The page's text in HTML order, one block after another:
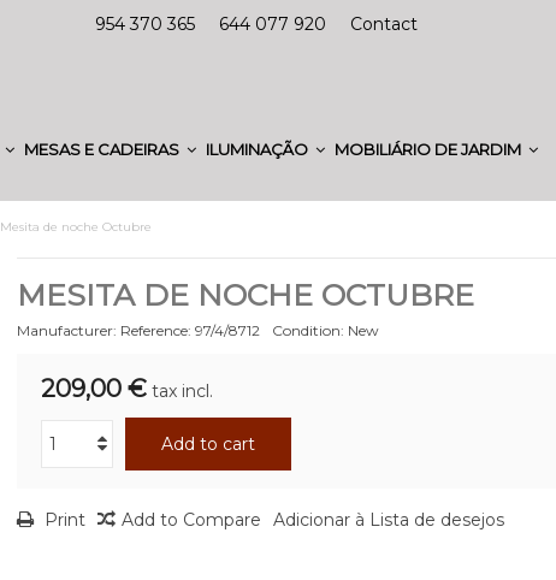
954 370 365 644 077 920 Contact
MESAS E CADEIRAS ILUMINAÇÃO MOBILIÁRIO DE JARDIM
Mesita de noche Octubre
MESITA DE NOCHE OCTUBRE
Manufacturer: Reference: 97/4/8712 Condition: New
209,00 € tax incl.
Add to cart
Print Add to Compare Adicionar à Lista de desejos